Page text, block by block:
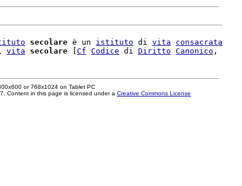
secolare è un istituto di vita
consacrata
vita secolare Cf Codice di Diritto Canonico
or 768x1024 on Tablet PC
Content in this page is licensed under a Creative Commons License